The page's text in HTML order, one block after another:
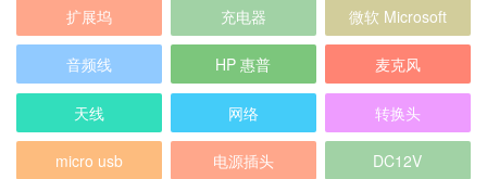
扩展坞 充电器 微软 Microsoft
音频线 HP 惠普 麦克风
天线 网络 转换头
micro usb 电源插头 DC12V